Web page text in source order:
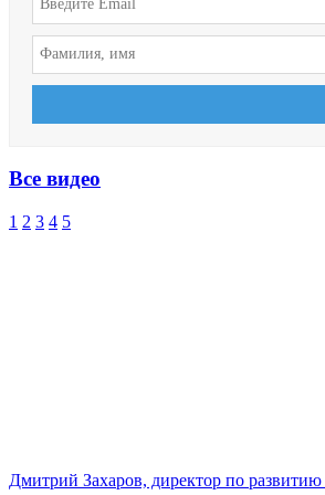
Все видео
1 2 3 4 5
Дмитрий Захаров, директор по